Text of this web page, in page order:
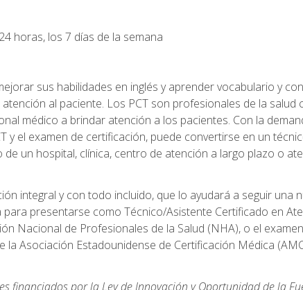
horas, los 7 días de la semana
sus habilidades en inglés y aprender vocabulario y
al paciente. Los PCT son profesionales de la salud
médico a brindar atención a los pacientes. Con la
el examen de certificación, puede convertirse en un
un hospital, clínica, centro de atención a largo plazo o
integral y con todo incluido, que lo ayudará a seguir una
presentarse como Técnico/Asistente Certificado en
Nacional de Profesionales de la Salud (NHA), o el
Asociación Estadounidense de Certificación Médica
financiados por la Ley de Innovación y Oportunidad de la